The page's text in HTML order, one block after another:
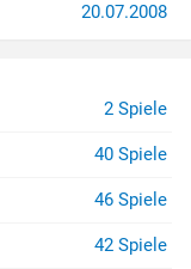
20.07.2008
2 Spiele
40 Spiele
46 Spiele
42 Spiele